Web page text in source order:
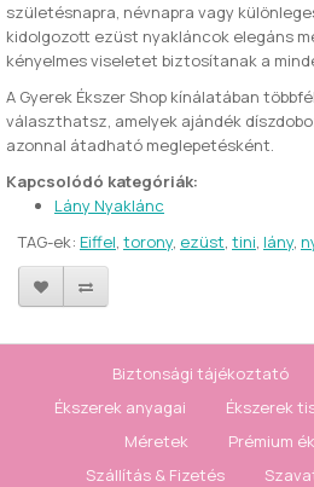
születésnapra, névnapra vagy
kidolgozott ezüst nyakláncok elegáns
kényelmes viseletet biztosítanak a
A Gyerek Ékszer Shop kínálatában
választhatsz, amelyek ajándék
azonnal átadható meglepetésként.
Kapcsolódó kategóriák:
Lány Nyaklánc
TAG-ek: Eiffel, torony, ezüst, tini, lány,
Biztonsági tájékoztató
Ékszerek anyagai
Ékszerek
Méretek
Prémium
Szállítás & Fizetés